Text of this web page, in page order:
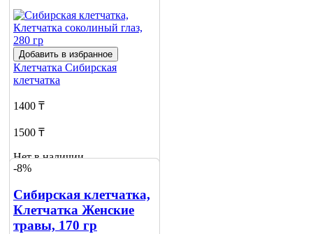
Добавить в избранное
Клетчатка Сибирская
клетчатка
1400 ₸
1500 ₸
Нет в наличии
о наличии
-8%
Сибирская клетчатка,
Клетчатка Женские
травы, 170 гр